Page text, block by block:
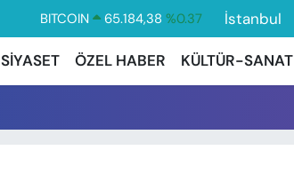
BITCOIN 65.184,38 %0.37
DOLAR
47,7239
%0.01
EURO
55,1823 %-0.06
İstanbul
SİYASET ÖZEL HABER KÜLTÜR-SANAT